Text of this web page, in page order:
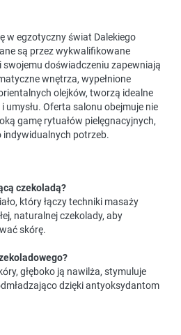
w egzotyczny świat Dalekiego
są przez wykwalifikowane
swojemu doświadczeniu zapewniają
wnętrza, wypełnione
olejków, tworzą idealne
umysłu. Oferta salonu obejmuje nie
gamę rytuałów pielęgnacyjnych,
indywidualnych potrzeb.
czekoladą?
który łączy techniki masaży
naturalnej czekolady, aby
skórę.
głęboko ją nawilża, stymuluje
dzięki antyoksydantom